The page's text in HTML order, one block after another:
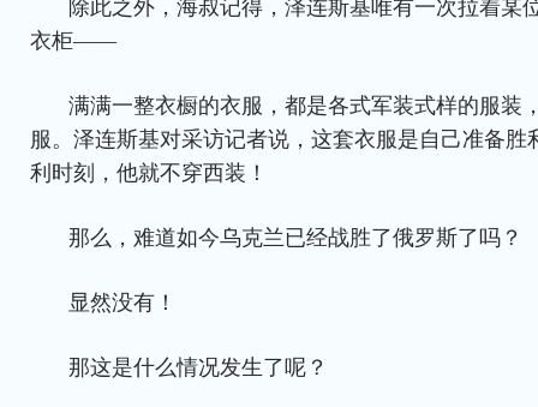
除此之外，海叔记得，泽连斯基唯有一次拉着某
衣柜——
满满一整衣橱的衣服，都是各式军装式样的服装
服。泽连斯基对采访记者说，这套衣服是自己准备
利时刻，他就不穿西装！
那么，难道如今乌克兰已经战胜了俄罗斯了吗？
显然没有！
那这是什么情况发生了呢？